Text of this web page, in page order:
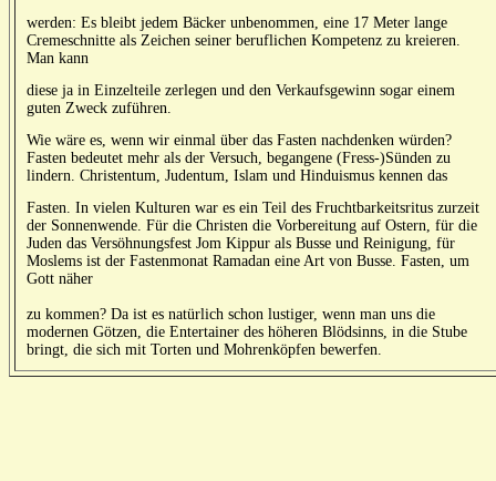
werden: Es bleibt jedem Bäcker unbenommen, eine 17 Meter lange
Cremeschnitte als Zeichen seiner beruflichen Kompetenz zu kreieren.
Man kann
diese ja in Einzelteile zerlegen und den Verkaufsgewinn sogar einem
guten Zweck zuführen.
Wie wäre es, wenn wir einmal über das Fasten nachdenken würden?
Fasten bedeutet mehr als der Versuch, begangene (Fress-)Sünden zu
lindern. Christentum, Judentum, Islam und Hinduismus kennen das
Fasten. In vielen Kulturen war es ein Teil des Fruchtbarkeitsritus zurzeit
der Sonnenwende. Für die Christen die Vorbereitung auf Ostern, für die
Juden das Versöhnungsfest Jom Kippur als Busse und Reinigung, für
Moslems ist der Fastenmonat Ramadan eine Art von Busse. Fasten, um
Gott näher
zu kommen? Da ist es natürlich schon lustiger, wenn man uns die
modernen Götzen, die Entertainer des höheren Blödsinns, in die Stube
bringt, die sich mit Torten und Mohrenköpfen bewerfen.